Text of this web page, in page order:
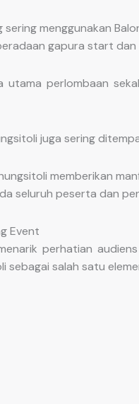
menggunakan
gapura start
perlombaan
juga sering
memberikan
seluruh peserta dan
Event
perhatian
salah satu